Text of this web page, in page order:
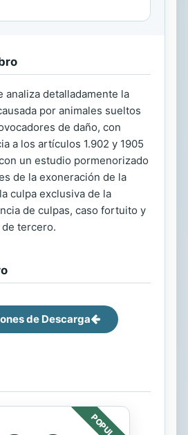
analiza detalladamente la
por animales sueltos
de daño, con
a los artículos 1.902 y 1905
un estudio pormenorizado
de la exoneración de la
culpa exclusiva de la
de culpas, caso fortuito y
tercero.
de Descarga